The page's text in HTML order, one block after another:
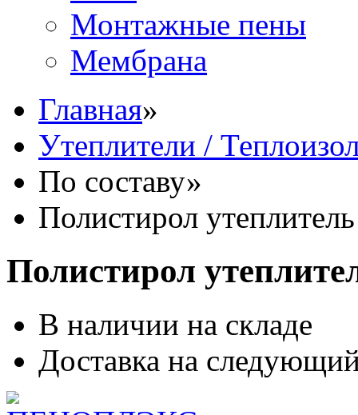
Монтажные пены
Мембрана
Главная»
Утеплители /
По составу»
Полистирол утеплитель
Полистирол
В наличии на складе
Доставка на